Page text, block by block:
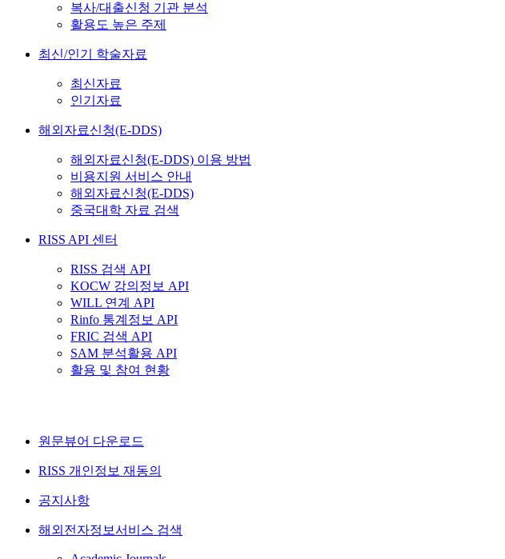
복사/대출신청 기관 분석
활용도 높은 주제
최신/인기 학술자료
최신자료
인기자료
해외자료신청(E-DDS)
해외자료신청(E-DDS) 이용 방법
비용지원 서비스 안내
해외자료신청(E-DDS)
중국대학 자료 검색
RISS API 센터
RISS 검색 API
KOCW 강의정보 API
WILL 연계 API
Rinfo 통계정보 API
FRIC 검색 API
SAM 분석활용 API
활용 및 참여 현황
원문뷰어 다운로드
RISS 개인정보 재동의
공지사항
해외전자정보서비스 검색